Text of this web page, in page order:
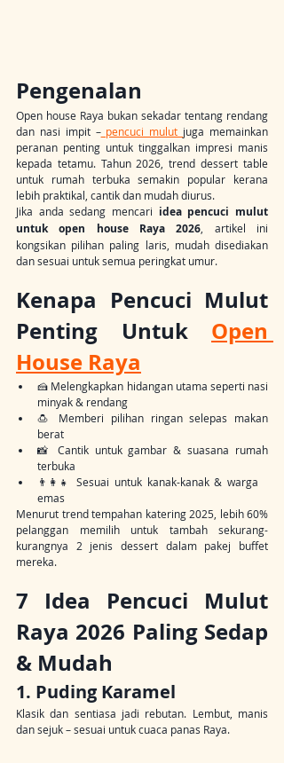
Pengenalan
Open house Raya bukan sekadar tentang rendang
dan nasi impit – pencuci mulut juga memainkan
peranan penting untuk tinggalkan impresi manis
kepada tetamu. Tahun 2026, trend dessert table
untuk rumah terbuka semakin popular kerana
lebih praktikal, cantik dan mudah diurus.
Jika anda sedang mencari idea pencuci mulut
untuk open house Raya 2026, artikel ini
kongsikan pilihan paling laris, mudah disediakan
dan sesuai untuk semua peringkat umur.
Kenapa Pencuci Mulut
Penting Untuk Open
House Raya
🍰 Melengkapkan hidangan utama seperti nasi
minyak & rendang
🍮 Memberi pilihan ringan selepas makan
berat
📸 Cantik untuk gambar & suasana rumah
terbuka
👨‍👩‍👧 Sesuai untuk kanak-kanak & warga
emas
Menurut trend tempahan katering 2025, lebih 60%
pelanggan memilih untuk tambah sekurang-
kurangnya 2 jenis dessert dalam pakej buffet
mereka.
7 Idea Pencuci Mulut
Raya 2026 Paling Sedap
& Mudah
1. Puding Karamel
Klasik dan sentiasa jadi rebutan. Lembut, manis
dan sejuk – sesuai untuk cuaca panas Raya.